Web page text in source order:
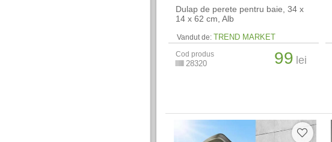
Dulap de perete pentru baie, 34 x
14 x 62 cm​, Alb
Vandut de: TREND MARKET
Cod produs
28320 99 lei